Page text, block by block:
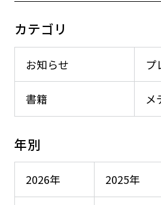
カテゴリ
お知らせ プ
メ
書籍
年別
2026年 2025年